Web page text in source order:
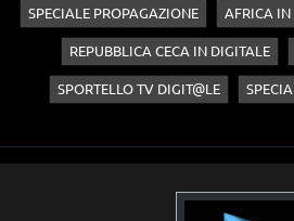
SPECIALE PROPAGAZIONE AFRICA
REPUBBLICA CECA IN DIGITALE
SPORTELLO TV DIGIT@LE